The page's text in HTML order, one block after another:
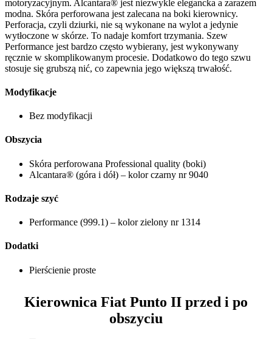
motoryzacyjnym. Alcantara® jest niezwykle elegancka a zarazem
modna. Skóra perforowana jest zalecana na boki kierownicy.
Perforacja, czyli dziurki, nie są wykonane na wylot a jedynie
wytłoczone w skórze. To nadaje komfort trzymania. Szew
Performance jest bardzo często wybierany, jest wykonywany
ręcznie w skomplikowanym procesie. Dodatkowo do tego szwu
stosuje się grubszą nić, co zapewnia jego większą trwałość.
Modyfikacje
Bez modyfikacji
Obszycia
Skóra perforowana Professional quality (boki)
Alcantara® (góra i dół) – kolor czarny nr 9040
Rodzaje szyć
Performance (999.1) – kolor zielony nr 1314
Dodatki
Pierścienie proste
Kierownica Fiat Punto II przed i po
obszyciu